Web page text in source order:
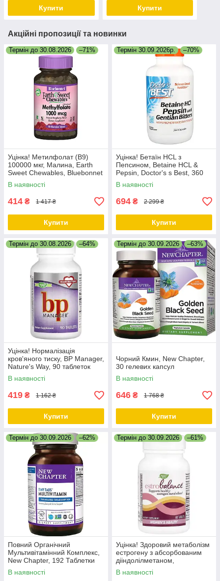
Купити Купити
Акційні пропозиції та новинки
Термін до 30.08.2026 –71%
Уцінка! Метилфолат (B9)
100000 мкг, Малина, Earth
Sweet Chewables, Bluebonnet
Nutrition, 90 жувальних
таблеток
В наявності
414 ₴ 1 417 ₴
Купити
Термін 30.09.2026р. –70%
Уцінка! Бетаїн HCL з
Пепсином, Betaine HCL &
Pepsin, Doctor's s Best, 360
капсул
В наявності
694 ₴ 2 299 ₴
Купити
Термін до 30.08.2026 –64%
Уцінка! Нормалізація
кров'яного тиску, BP Manager,
Nature's Way, 90 таблеток
В наявності
419 ₴ 1 162 ₴
Купити
Термін до 30.09.2026 –63%
Чорний Кмин, New Chapter,
30 гелевих капсул
В наявності
646 ₴ 1 768 ₴
Купити
Термін до 30.09.2026 –62%
Повний Органічний
Мультивітамінний Комплекс,
New Chapter, 192 Таблетки
В наявності
Термін до 30.09.2026 –61%
Уцінка! Здоровий метаболізм
естрогену з абсорбованим
дііндолілметаном,
EstroBalance with Absorbable
BR-DIM, Nature's Way, 60 таб.
В наявності